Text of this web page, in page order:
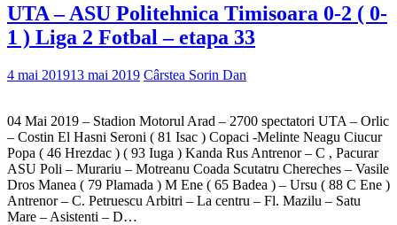
UTA – ASU Politehnica Timisoara 0-2 ( 0-
1 ) Liga 2 Fotbal – etapa 33
4 mai 201913 mai 2019 Cârstea Sorin Dan
04 Mai 2019 – Stadion Motorul Arad – 2700 spectatori UTA – Orlic
– Costin El Hasni Seroni ( 81 Isac ) Copaci -Melinte Neagu Ciucur
Popa ( 46 Hrezdac ) ( 93 Iuga ) Kanda Rus Antrenor – C , Pacurar
ASU Poli – Murariu – Motreanu Coada Scutatru Chereches – Vasile
Dros Manea ( 79 Plamada ) M Ene ( 65 Badea ) – Ursu ( 88 C Ene )
Antrenor – C. Petruescu Arbitri – La centru – Fl. Mazilu – Satu
Mare – Asistenti – D…